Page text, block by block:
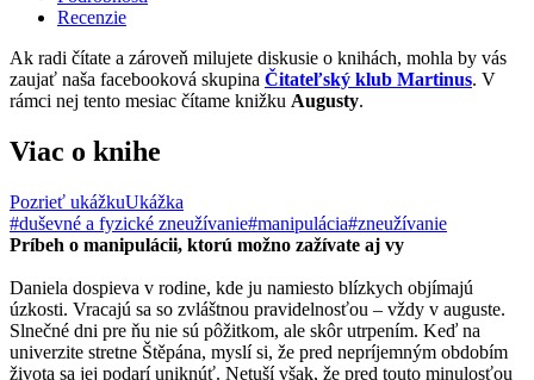
Recenzie
Ak radi čítate a zároveň milujete diskusie o knihách, mohla by vás
zaujať naša facebooková skupina Čitateľský klub Martinus. V
rámci nej tento mesiac čítame knižku Augusty.
Viac o knihe
Pozrieť ukážkuUkážka
#duševné a fyzické zneužívanie#manipulácia#zneužívanie
Príbeh o manipulácii, ktorú možno zažívate aj vy
Daniela dospieva v rodine, kde ju namiesto blízkych objímajú
úzkosti. Vracajú sa so zvláštnou pravidelnosťou – vždy v auguste.
Slnečné dni pre ňu nie sú pôžitkom, ale skôr utrpením. Keď na
univerzite stretne Štěpána, myslí si, že pred nepríjemným obdobím
života sa jej podarí uniknúť. Netuší však, že pred touto minulosťou